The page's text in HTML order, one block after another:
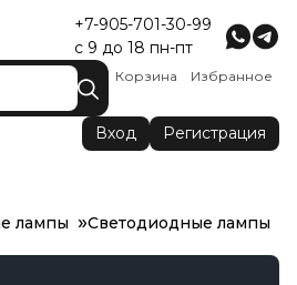
+7-905-701-30-99
с 9 до 18 пн-пт
Корзина Избранное
Вход Регистрация
лампы Светодиодные лампы